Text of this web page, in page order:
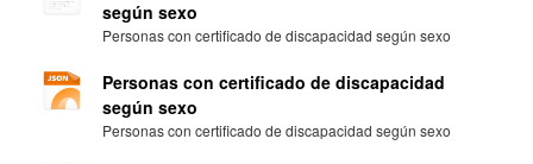
según sexo
Personas con certificado de discapacidad según sexo
Personas con certificado de discapacidad
según sexo
Personas con certificado de discapacidad según sexo